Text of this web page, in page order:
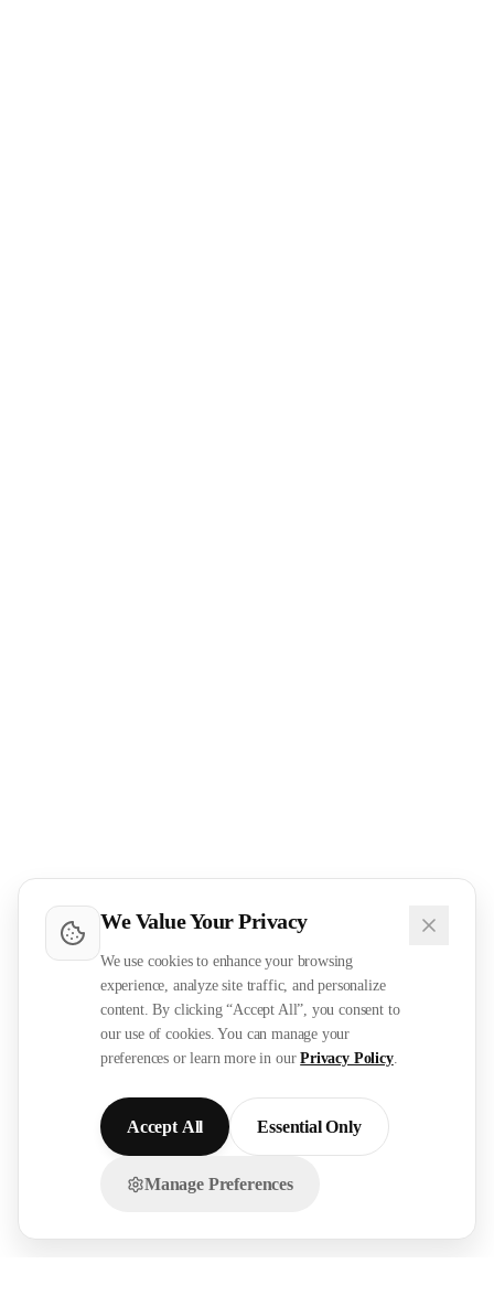
We Value Your Privacy
We use cookies to enhance your browsing
experience, analyze site traffic, and personalize
content. By clicking “Accept All”, you consent to
our use of cookies. You can manage your
preferences or learn more in our Privacy Policy.
Accept All Essential Only
Manage Preferences